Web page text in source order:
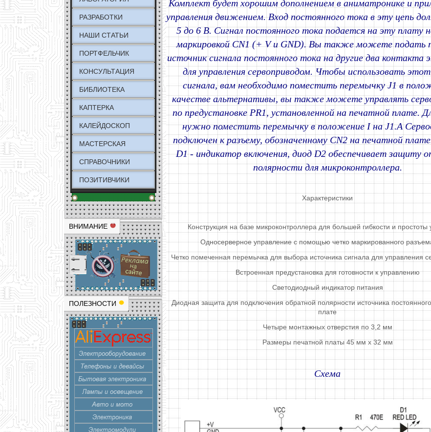
РАЗРАБОТКИ
НАШИ СТАТЬИ
ПОРТФЕЛЬЧИК
КОНСУЛЬТАЦИЯ
БИБЛИОТЕКА
КАПТЕРКА
КАЛЕЙДОСКОП
МАСТЕРСКАЯ
СПРАВОЧНИКИ
ПОЗИТИВЧИКИ
ВНИМАНИЕ
ПОЛЕЗНОСТИ
Комплект будет хорошим дополнением в аниматронике и
управления движением. Вход постоянного тока в эту цепь
5 до 6 В. Сигнал постоянного тока подается на эту плату
маркировкой CN1 (+ V и GND). Вы также можете подать
источник сигнала постоянного тока на другие два контакта
для управления сервоприводом. Чтобы использовать
сигнала, вам необходимо поместить перемычку J1 в
качестве альтернативы, вы также можете управлять
по предустановке PR1, установленной на печатной плате.
нужно поместить перемычку в положение I на J1.A
подключен к разъему, обозначенному CN2 на печатной
D1 - индикатор включения, диод D2 обеспечивает защиту
полярности для микроконтроллера.
Характеристики
Конструкция на базе микроконтроллера для большей гибкости и простоты
Односерверное управление с помощью четко маркированного
Четко помеченная перемычка для выбора источника сигнала для управления
Встроенная предустановка для готовности к управлению
Светодиодный индикатор питания
Диодная защита для подключения обратной полярности источника
плате
Четыре монтажных отверстия по 3,2 мм
Размеры печатной платы 45 мм x 32 мм
Схема